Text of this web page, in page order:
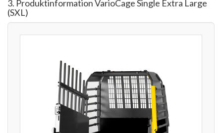
3. Produktinformation VarioCage Single Extra Large
(SXL)